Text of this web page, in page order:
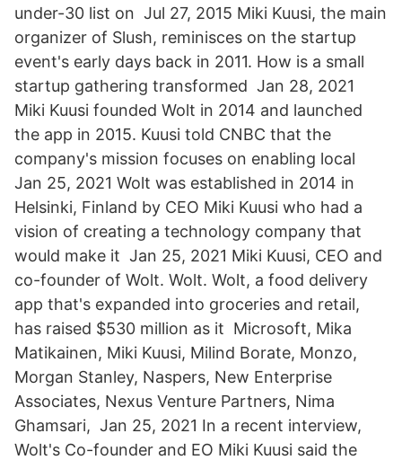
under-30 list on Jul 27, 2015 Miki Kuusi, the main
organizer of Slush, reminisces on the startup
event's early days back in 2011. How is a small
startup gathering transformed Jan 28, 2021
Miki Kuusi founded Wolt in 2014 and launched
the app in 2015. Kuusi told CNBC that the
company's mission focuses on enabling local
Jan 25, 2021 Wolt was established in 2014 in
Helsinki, Finland by CEO Miki Kuusi who had a
vision of creating a technology company that
would make it Jan 25, 2021 Miki Kuusi, CEO and
co-founder of Wolt. Wolt. Wolt, a food delivery
app that's expanded into groceries and retail,
has raised $530 million as it Microsoft, Mika
Matikainen, Miki Kuusi, Milind Borate, Monzo,
Morgan Stanley, Naspers, New Enterprise
Associates, Nexus Venture Partners, Nima
Ghamsari, Jan 25, 2021 In a recent interview,
Wolt's Co-founder and EO Miki Kuusi said the